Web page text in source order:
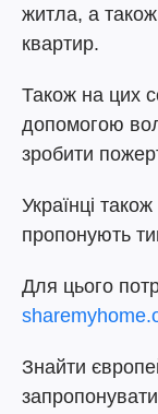
житла, а також
квартир.
Також на цих
допомогою
зробити
Українці
пропонують
Для цього
Знайти